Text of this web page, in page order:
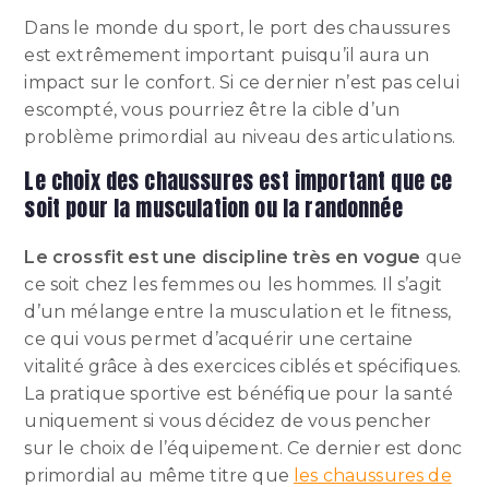
Dans le monde du sport, le port des chaussures
est extrêmement important puisqu’il aura un
impact sur le confort. Si ce dernier n’est pas celui
escompté, vous pourriez être la cible d’un
problème primordial au niveau des articulations.
Le choix des chaussures est important que ce
soit pour la musculation ou la randonnée
Le crossfit est une discipline très en vogue que
ce soit chez les femmes ou les hommes. Il s’agit
d’un mélange entre la musculation et le fitness,
ce qui vous permet d’acquérir une certaine
vitalité grâce à des exercices ciblés et spécifiques.
La pratique sportive est bénéfique pour la santé
uniquement si vous décidez de vous pencher
sur le choix de l’équipement. Ce dernier est donc
primordial au même titre que les chaussures de